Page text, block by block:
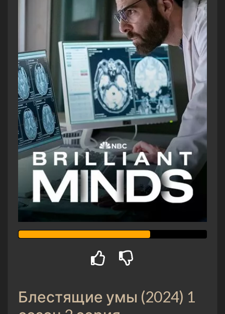
Блестящие умы (2024) 1